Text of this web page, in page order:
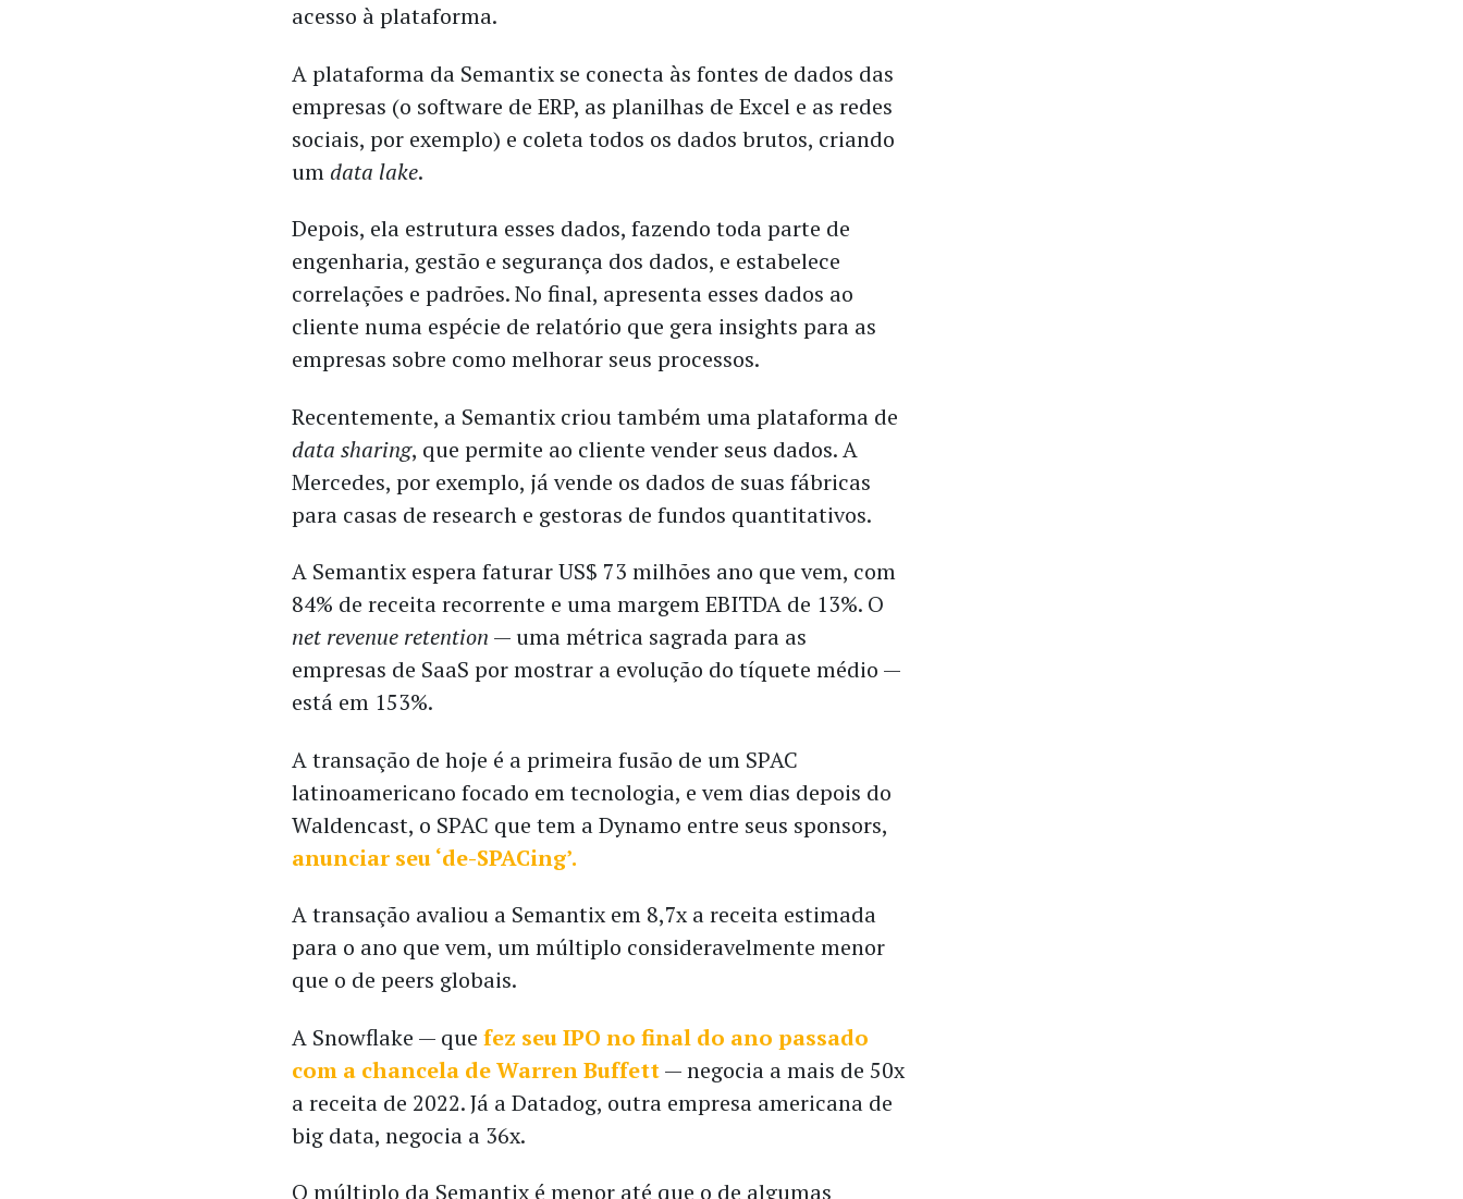
acesso à plataforma.
A plataforma da Semantix se conecta às fontes de dados das
empresas (o software de ERP, as planilhas de Excel e as redes
sociais, por exemplo) e coleta todos os dados brutos, criando
um data lake.
Depois, ela estrutura esses dados, fazendo toda parte de
engenharia, gestão e segurança dos dados, e estabelece
correlações e padrões. No final, apresenta esses dados ao
cliente numa espécie de relatório que gera insights para as
empresas sobre como melhorar seus processos.
Recentemente, a Semantix criou também uma plataforma de
data sharing, que permite ao cliente vender seus dados. A
Mercedes, por exemplo, já vende os dados de suas fábricas
para casas de research e gestoras de fundos quantitativos.
A Semantix espera faturar US$ 73 milhões ano que vem, com
84% de receita recorrente e uma margem EBITDA de 13%. O
net revenue retention — uma métrica sagrada para as
empresas de SaaS por mostrar a evolução do tíquete médio —
está em 153%.
A transação de hoje é a primeira fusão de um SPAC
latinoamericano focado em tecnologia, e vem dias depois do
Waldencast, o SPAC que tem a Dynamo entre seus sponsors,
anunciar seu ‘de-SPACing’.
A transação avaliou a Semantix em 8,7x a receita estimada
para o ano que vem, um múltiplo consideravelmente menor
que o de peers globais.
A Snowflake — quefez seu IPO no final do ano passado
com a chancela de Warren Buffett— negocia a mais de 50x
a receita de 2022. Já a Datadog, outra empresa americana de
big data, negocia a 36x.
O múltiplo da Semantix é menor até que o de algumas